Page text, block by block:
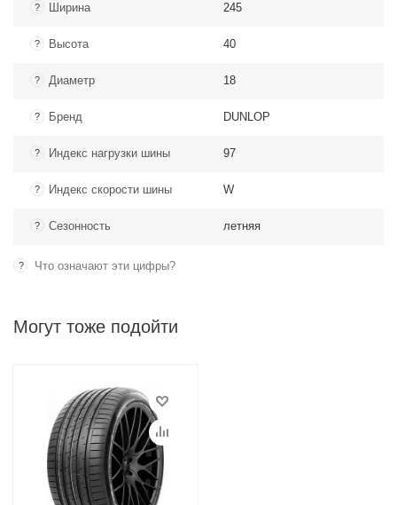
? Ширина 245
? Высота 40
? Диаметр 18
? Бренд DUNLOP
? Индекс нагрузки шины 97
? Индекс скорости шины W
? Сезонность летняя
? Что означают эти цифры?
Могут тоже подойти